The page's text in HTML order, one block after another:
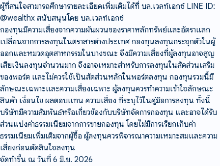
ผู้ที่สนใจสามารถศึกษารายละเอียดเพิ่มเติมได้ที่ บล.เวลท์เอกซ์ LINE ID:
@wealthx สนับสนุนโดย บล.เวลท์เอกซ์
กองทุนมีความเสี่ยงจากความผันผวนของราคาหลักทรัพย์และอัตราแลก
เปลี่ยนจากการลงทุนในตราสารต่างประเทศ กองทุนลงทุนกระจุกตัวในผู้
ออกและหมวดอุตสาหกรรมในบางขณะ จึงมีความเสี่ยงที่ผู้ลงทุนอาจสูญ
เสียเงินลงทุนจำนวนมาก จึงอาจเหมาะสำหรับการลงทุนในสัดส่วนเสริม
ของพอร์ต และไม่ควรใช้เป็นสัดส่วนหลักในพอร์ตลงทุน กองทุนรวมนี้มี
ลักษณะเฉพาะและความเสี่ยงเฉพาะ ผู้ลงทุนควรทำความเข้าใจลักษณะ
สินค้า เงื่อนไข ผลตอบแทน ความเสี่ยง ที่ระบุไว้ในคู่มือการลงทุน ทั้งนี้
บริษัทมีความสัมพันธ์หรือเกี่ยวข้องกับบริษัทจัดการกองทุน และอาจได้รับ
ส่วนแบ่งค่าธรรมเนียมจากการขายกองทุน โดยไม่มีการเรียกเก็บค่า
ธรรมเนียมเพิ่มเติมจากผู้ซื้อ ผู้ลงทุนควรพิจารณาความเหมาะสมและความ
เสี่ยงก่อนตัดสินใจลงทุน
จัดทำขึ้น ณ วันที่ 6 มิ.ย. 2026